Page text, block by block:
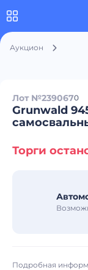
Аукцион
Лот №2390670
Grunwald
Торги
Подробная